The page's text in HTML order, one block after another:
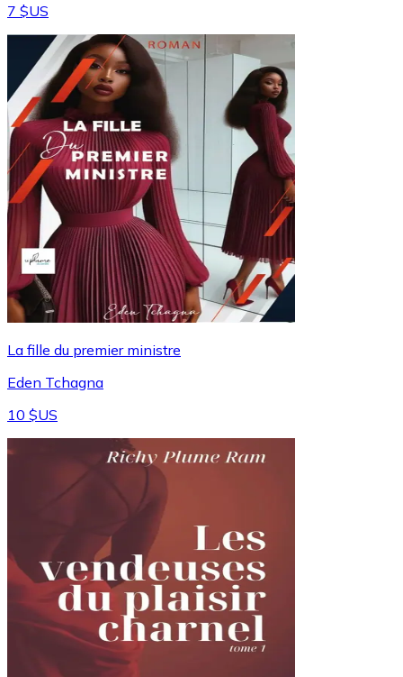
7 $US
La fille du premier ministre
Eden Tchagna
10 $US